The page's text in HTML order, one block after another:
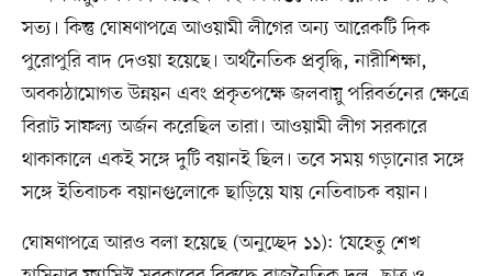
সত্য। কিন্তু ঘোষণাপত্রে আওয়ামী লীগের অন্য আরেকটি দিক
পুরোপুরি বাদ দেওয়া হয়েছে। অর্থনৈতিক প্রবৃদ্ধি, নারীশিক্ষা,
অবকাঠামোগত উন্নয়ন এবং প্রকৃতপক্ষে জলবায়ু পরিবর্তনের ক্ষেত্রে
বিরাট সাফল্য অর্জন করেছিল তারা। আওয়ামী লীগ সরকারে
থাকাকালে একই সঙ্গে দুটি বয়ানই ছিল। তবে সময় গড়ানোর সঙ্গে
সঙ্গে ইতিবাচক বয়ানগুলোকে ছাড়িয়ে যায় নেতিবাচক বয়ান।
ঘোষণাপত্রে আরও বলা হয়েছে (অনুচ্ছেদ ১১): ‘যেহেতু শেখ